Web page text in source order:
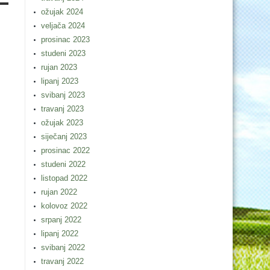
ožujak 2024
veljača 2024
prosinac 2023
studeni 2023
rujan 2023
lipanj 2023
svibanj 2023
travanj 2023
ožujak 2023
siječanj 2023
prosinac 2022
studeni 2022
listopad 2022
rujan 2022
kolovoz 2022
srpanj 2022
lipanj 2022
svibanj 2022
travanj 2022